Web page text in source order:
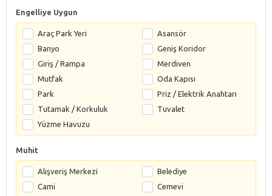
Engelliye Uygun
Araç Park Yeri
Asansör
Banyo
Geniş Koridor
Giriş / Rampa
Merdiven
Mutfak
Oda Kapısı
Park
Priz / Elektrik Anahtarı
Tutamak / Korkuluk
Tuvalet
Yüzme Havuzu
Muhit
Alışveriş Merkezi
Belediye
Cami
Cemevi